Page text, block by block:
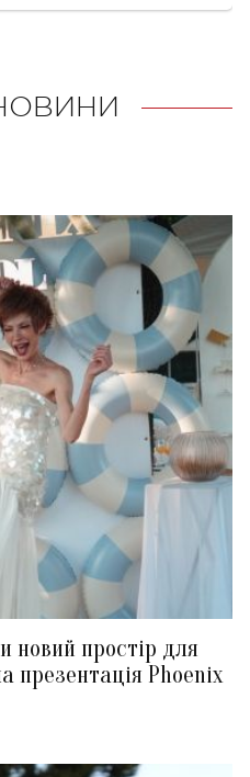
новий простір для
презентація Phoenix